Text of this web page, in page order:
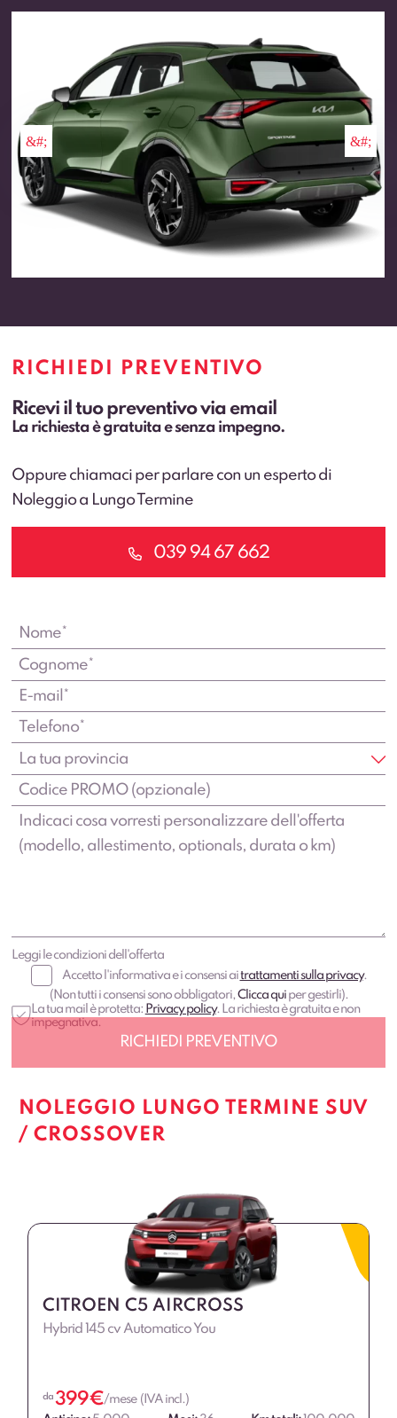
RICHIEDI PREVENTIVO
Ricevi il tuo preventivo via email
La richiesta è gratuita e senza impegno.
Oppure chiamaci per parlare con un esperto di
Noleggio a Lungo Termine
039 94 67 662
Leggi le condizioni dell'offerta
Accetto l'informativa e i consensi aitrattamenti sulla privacy.
(Non tutti i consensi sono obbligatori, Clicca quiper gestirli).
La tua mail è protetta: Privacy policy. La richiesta è gratuita e non
impegnativa.
NOLEGGIO LUNGO TERMINE SUV
/ CROSSOVER
CITROEN C5 AIRCROSS
Hybrid 145 cv Automatico You
da 399€/mese (IVA incl.)